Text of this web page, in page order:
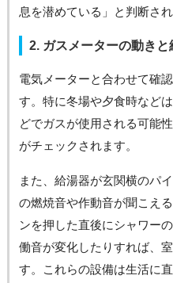
息を潜めている」と判断さ
2. ガスメーターの動きと
電気メーターと合わせて確
す。特に冬場や夕食時など
どでガスが使用される可能
がチェックされます。
また、給湯器が玄関横のパ
の燃焼音や作動音が聞こえ
ンを押した直後にシャワー
働音が変化したりすれば、
す。これらの設備は生活に